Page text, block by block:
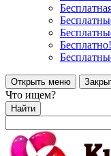
Открыть меню
Что ищем?
Найти